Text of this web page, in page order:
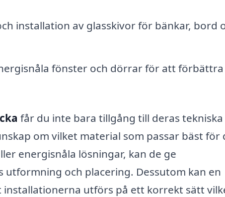
installation av glasskivor för bänkar, bord
fönster och dörrar för att förbättra
får du inte bara tillgång till deras tekniska
om vilket material som passar bäst för
energisnåla lösningar, kan de ge
och placering. Dessutom kan en
installationerna utförs på ett korrekt sätt